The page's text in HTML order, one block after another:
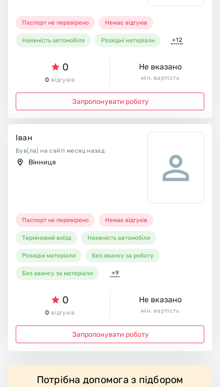
Паспорт не перевірено Немає відгуків
Наявність автомобіля Розхідні матеріали +12
0
0 відгуків
Не вказано
мін. вартість
Запропонувати роботу
Іван
Був(ла) на сайті месяц назад
Вінниця
Паспорт не перевірено Немає відгуків
Терміновий виїзд Наявність автомобіля
Розхідні матеріали Без авансу за роботу
Без авансу за матеріали +9
0
0 відгуків
Не вказано
мін. вартість
Запропонувати роботу
Потрібна допомога з підбором